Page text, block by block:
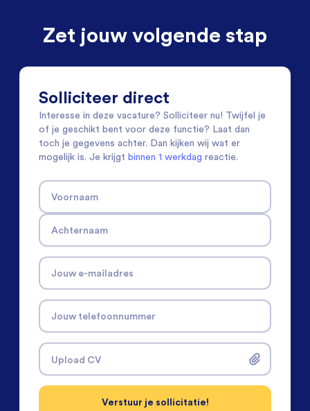
Zet jouw volgende stap
Solliciteer direct
Interesse in deze vacature? Solliciteer nu! Twijfel je
of je geschikt bent voor deze functie? Laat dan
toch je gegevens achter. Dan kijken wij wat er
mogelijk is. Je krijgt binnen 1 werkdag reactie.
Voornaam
Achternaam
Jouw e-mailadres
Jouw telefoonnummer
Upload CV
Verstuur je sollicitatie!